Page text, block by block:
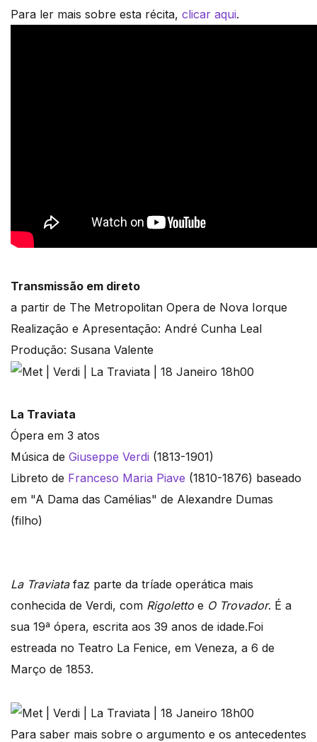
Para ler mais sobre esta récita, clicar aqui.
Transmissão em direto
a partir de The Metropolitan Opera de Nova Iorque
Realização e Apresentação: André Cunha Leal
Produção: Susana Valente
La Traviata
Ópera em 3 atos
Música de Giuseppe Verdi (1813-1901)
Libreto de Franceso Maria Piave (1810-1876) baseado
em "A Dama das Camélias" de Alexandre Dumas
(filho)
La Traviatafaz parte da tríade operática mais
conhecida de Verdi, com Rigoletto e O Trovador. É a
sua 19ª ópera, escrita aos 39 anos de idade.Foi
estreada no Teatro La Fenice, em Veneza, a 6 de
Março de 1853.
Para saber mais sobre o argumento e os antecedentes